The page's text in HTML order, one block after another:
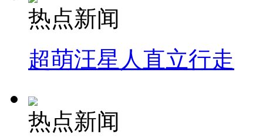
热点新闻
超萌汪星人直立行走
热点新闻